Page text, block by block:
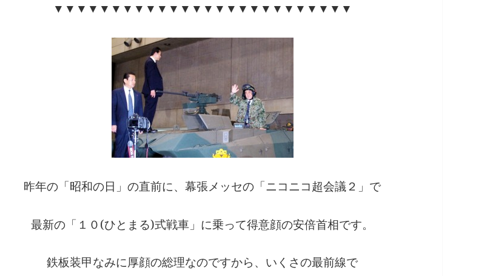
▼▼▼▼▼▼▼▼▼▼▼▼▼▼▼▼▼▼▼▼▼▼▼▼▼▼
昨年の「昭和の日」の直前に、幕張メッセの「ニコニコ超会議２」で
最新の「１０(ひとまる)式戦車」に乗って得意顔の安倍首相です。
鉄板装甲なみに厚顔の総理なのですから、いくさの最前線で